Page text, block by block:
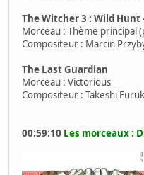
The Witcher 3 : Wild Hunt
Morceau : Thème principal
Compositeur : Marcin
The Last Guardian
Morceau : Victorious
Compositeur : Takeshi
00:59:10 Les morceaux :